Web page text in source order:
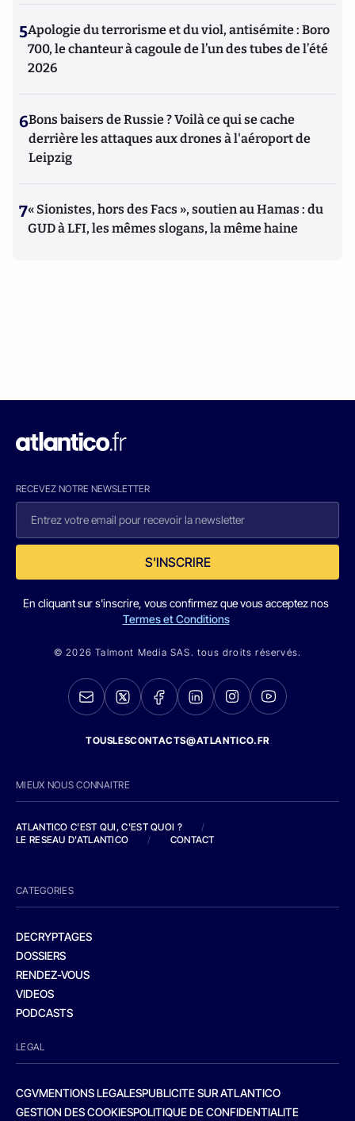
5Apologie du terrorisme et du viol, antisémite : Boro
700, le chanteur à cagoule de l’un des tubes de l’été
2026
6Bons baisers de Russie ? Voilà ce qui se cache
derrière les attaques aux drones à l'aéroport de
Leipzig
7« Sionistes, hors des Facs », soutien au Hamas : du
GUD à LFI, les mêmes slogans, la même haine
RECEVEZ NOTRE NEWSLETTER
S'INSCRIRE
En cliquant sur s'inscrire, vous confirmez que vous acceptez nos
Termes et Conditions
© 2026 Talmont Media SAS. tous droits réservés.
TOUSLESCONTACTS@ATLANTICO.FR
MIEUX NOUS CONNAITRE
ATLANTICO C'EST QUI, C'EST QUOI ?
/
LE RESEAU D'ATLANTICO
/ CONTACT
CATEGORIES
DECRYPTAGES
DOSSIERS
RENDEZ-VOUS
VIDEOS
PODCASTS
LEGAL
CGVMENTIONS LEGALESPUBLICITE SUR ATLANTICO
GESTION DES COOKIESPOLITIQUE DE CONFIDENTIALITE